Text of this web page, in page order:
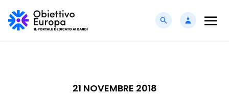
21 NOVEMBRE 2018